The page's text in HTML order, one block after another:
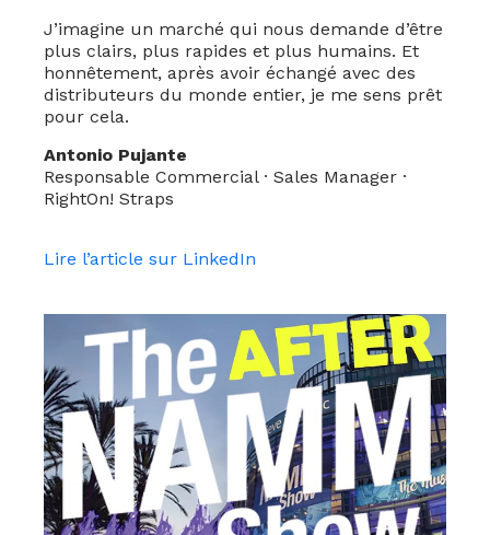
J’imagine un marché qui nous demande d’être
plus clairs, plus rapides et plus humains. Et
honnêtement, après avoir échangé avec des
distributeurs du monde entier, je me sens prêt
pour cela.
Antonio Pujante
Responsable Commercial · Sales Manager ·
RightOn! Straps
Lire l’article sur LinkedIn